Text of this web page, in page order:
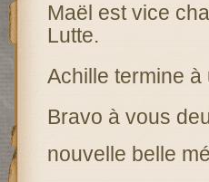
Maël est vice
Lutte.
Achille termine
Bravo à vous
nouvelle belle